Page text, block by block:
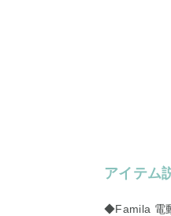
アイテム
◆Famila 電